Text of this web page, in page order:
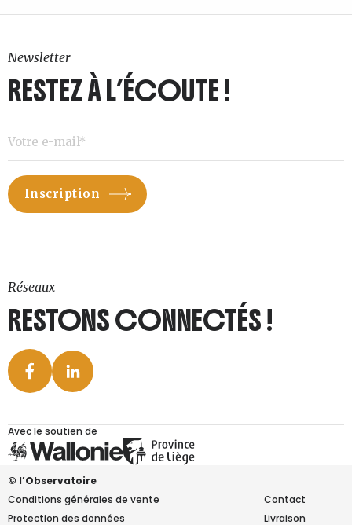
Newsletter
RESTEZ À L’ÉCOUTE !
Réseaux
RESTONS CONNECTÉS !
Avec le soutien de
© l’Observatoire
Conditions générales de vente
Protection des données
Livraison
Contact